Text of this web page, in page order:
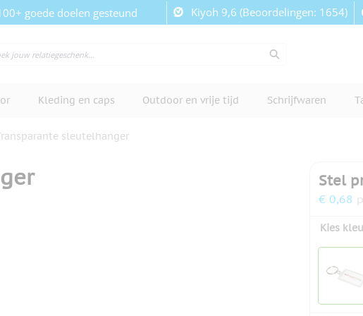
goede doelen gesteund Kiyoh 9,6 (Beoordelingen: 1654)
Kleding en caps Outdoor en vrije tijd Schrijfwaren
sleutelhanger
te bekijken
Stel
€ 0,68
Kies